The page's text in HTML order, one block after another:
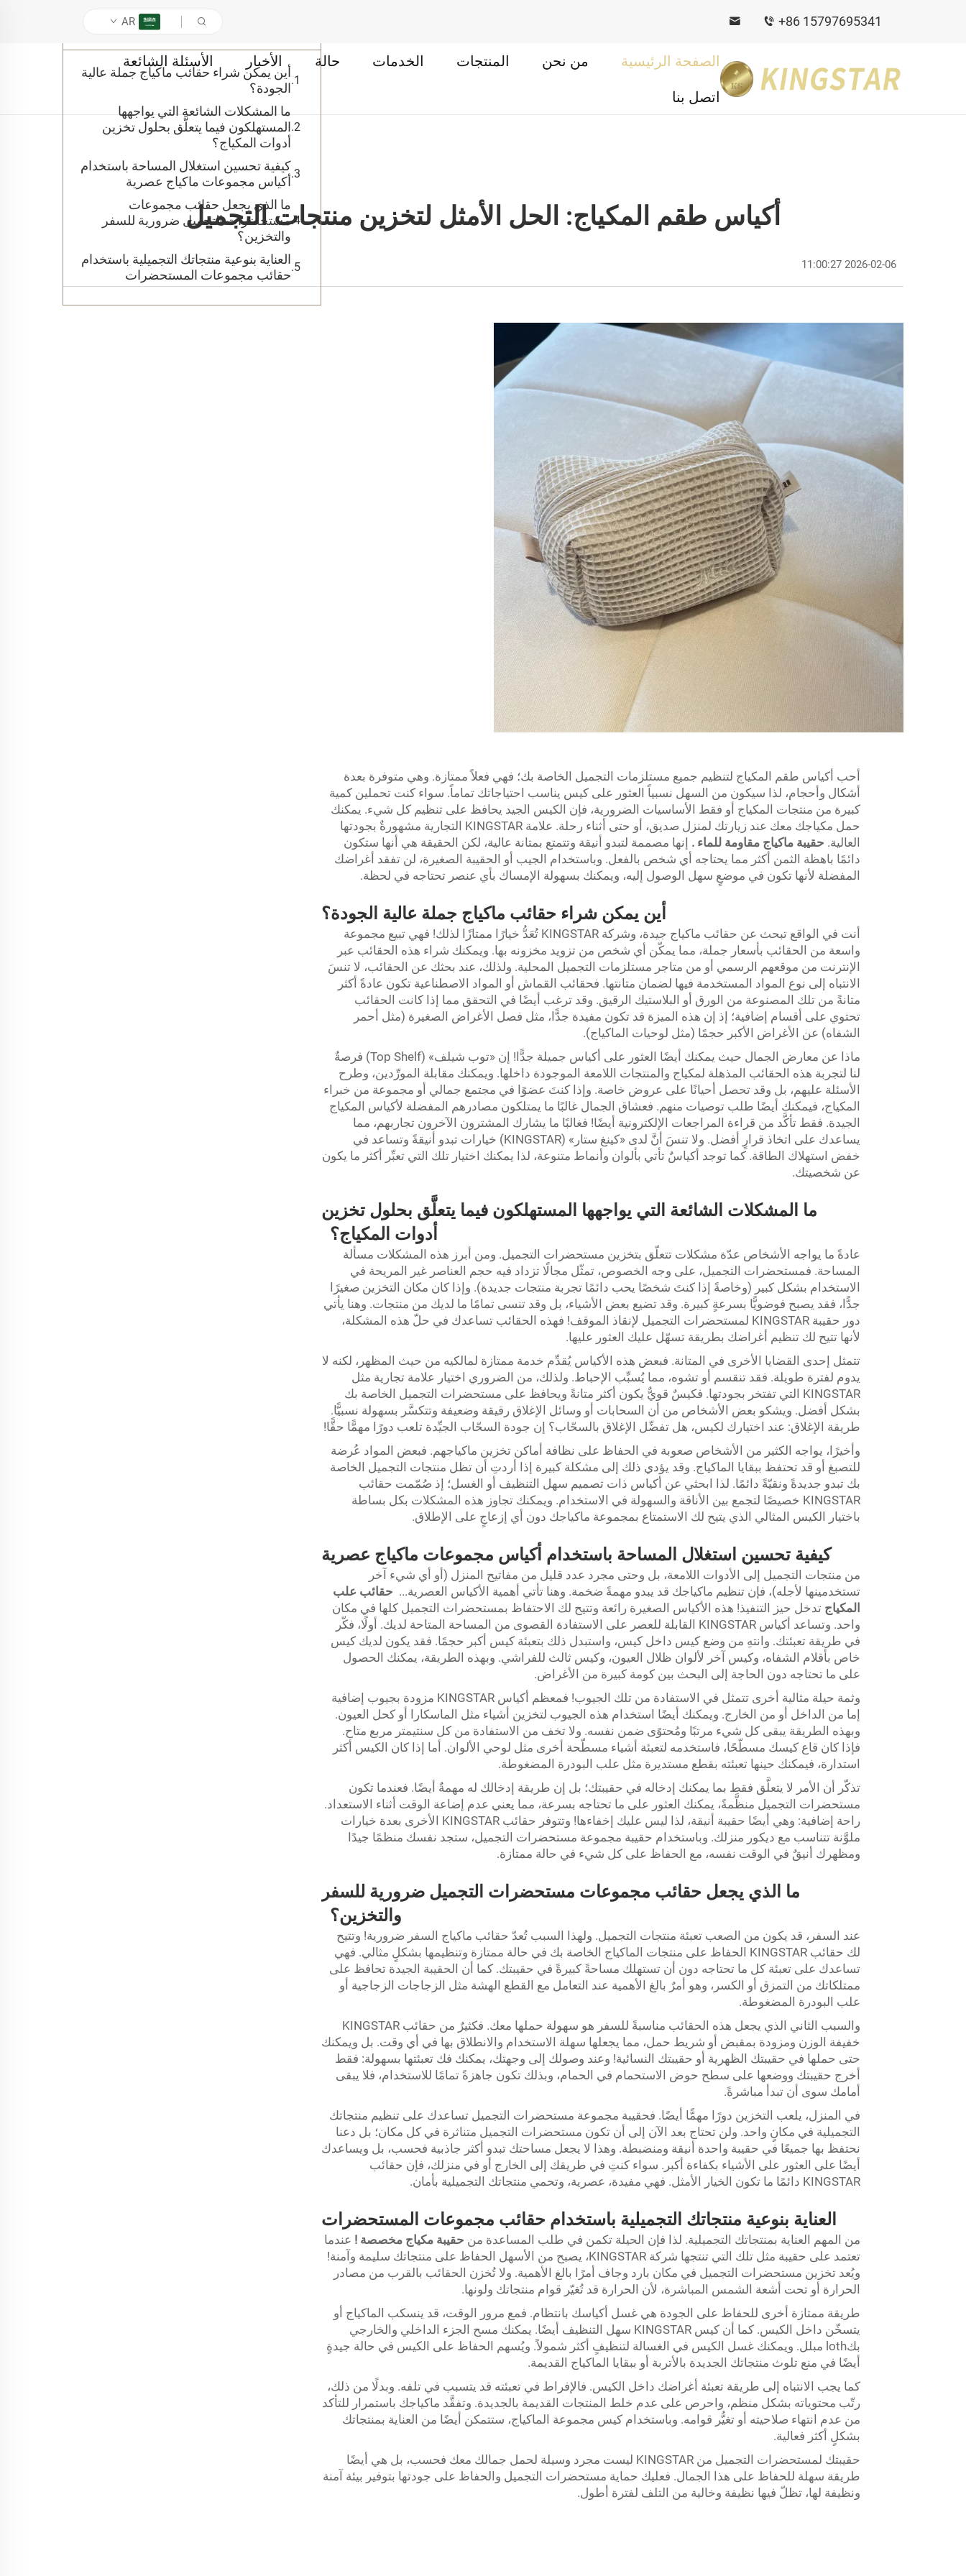
+86 15797695341
AR
الصفحة الرئيسية من نحن المنتجات الخدمات حالة الأخبار الأسئلة الشائعة
اتصل بنا
أكياس طقم المكياج: الحل الأمثل لتخزين منتجات التجميل
2026-02-06 11:00:27
أحب أكياس طقم المكياج لتنظيم جميع مستلزمات التجميل الخاصة بك؛ فهي فعلاً ممتازة. وهي متوفرة بعدة
أشكال وأحجام، لذا سيكون من السهل نسبياً العثور على كيس يناسب احتياجاتك تماماً. سواء كنت تحملين كمية
كبيرة من منتجات المكياج أو فقط الأساسيات الضرورية، فإن الكيس الجيد يحافظ على تنظيم كل شيء. يمكنك
حمل مكياجك معك عند زيارتك لمنزل صديق، أو حتى أثناء رحلة. علامة KINGSTAR التجارية مشهورةٌ بجودتها
العالية. حقيبة ماكياج مقاومة للماء . إنها مصممة لتبدو أنيقة وتتمتع بمتانة عالية، لكن الحقيقة هي أنها ستكون
دائمًا باهظة الثمن أكثر مما يحتاجه أي شخص بالفعل. وباستخدام الجيب أو الحقيبة الصغيرة، لن تفقد أغراضك
المفضلة لأنها تكون في موضعٍ سهل الوصول إليه، ويمكنك بسهولة الإمساك بأي عنصر تحتاجه في لحظة.
أين يمكن شراء حقائب ماكياج جملة عالية الجودة؟
أنت في الواقع تبحث عن حقائب ماكياج جيدة، وشركة KINGSTAR تُعَدُّ خيارًا ممتازًا لذلك! فهي تبيع مجموعة
واسعة من الحقائب بأسعار جملة، مما يمكّن أي شخص من تزويد مخزونه بها. ويمكنك شراء هذه الحقائب عبر
الإنترنت من موقعهم الرسمي أو من متاجر مستلزمات التجميل المحلية. ولذلك، عند بحثك عن الحقائب، لا تنسَ
الانتباه إلى نوع المواد المستخدمة فيها لضمان متانتها. فحقائب القماش أو المواد الاصطناعية تكون عادةً أكثر
متانةً من تلك المصنوعة من الورق أو البلاستيك الرقيق. وقد ترغب أيضًا في التحقق مما إذا كانت الحقائب
تحتوي على أقسام إضافية؛ إذ إن هذه الميزة قد تكون مفيدة جدًّا، مثل فصل الأغراض الصغيرة (مثل أحمر
الشفاه) عن الأغراض الأكبر حجمًا (مثل لوحيات الماكياج).
ماذا عن معارض الجمال حيث يمكنك أيضًا العثور على أكياس جميلة جدًّا! إن «توب شيلف» (Top Shelf) فرصةٌ
لنا لتجربة هذه الحقائب المذهلة لمكياج والمنتجات اللامعة الموجودة داخلها. ويمكنك مقابلة المورِّدين، وطرح
الأسئلة عليهم، بل وقد تحصل أحيانًا على عروض خاصة. وإذا كنتَ عضوًا في مجتمع جمالي أو مجموعة من خبراء
المكياج، فيمكنك أيضًا طلب توصيات منهم. فعشاق الجمال غالبًا ما يمتلكون مصادرهم المفضلة لأكياس المكياج
الجيدة. فقط تأكَّد من قراءة المراجعات الإلكترونية أيضًا! فغالبًا ما يشارك المشترون الآخرون تجاربهم، مما
يساعدك على اتخاذ قرارٍ أفضل. ولا تنسَ أنَّ لدى «كينغ ستار» (KINGSTAR) خيارات تبدو أنيقةً وتساعد في
خفض استهلاك الطاقة. كما توجد أكياسٌ تأتي بألوان وأنماط متنوعة، لذا يمكنك اختيار تلك التي تعبِّر أكثر ما يكون
عن شخصيتك.
ما المشكلات الشائعة التي يواجهها المستهلكون فيما يتعلَّق بحلول تخزين
أدوات المكياج؟
عادةً ما يواجه الأشخاص عدّة مشكلات تتعلّق بتخزين مستحضرات التجميل. ومن أبرز هذه المشكلات مسألة
المساحة. فمستحضرات التجميل، على وجه الخصوص، تمثّل مجالًا تزداد فيه حجم العناصر غير المريحة في
الاستخدام بشكل كبير (وخاصةً إذا كنتَ شخصًا يحب دائمًا تجربة منتجات جديدة). وإذا كان مكان التخزين صغيرًا
جدًّا، فقد يصبح فوضويًّا بسرعةٍ كبيرة. وقد تضيع بعض الأشياء، بل وقد تنسى تمامًا ما لديك من منتجات. وهنا يأتي
دور حقيبة KINGSTAR لمستحضرات التجميل لإنقاذ الموقف! فهذه الحقائب تساعدك في حلّ هذه المشكلة،
لأنها تتيح لك تنظيم أغراضك بطريقة تسهّل عليك العثور عليها.
تتمثل إحدى القضايا الأخرى في المتانة. فبعض هذه الأكياس يُقدِّم خدمة ممتازة لمالكيه من حيث المظهر، لكنه لا
يدوم لفترة طويلة. فقد تنقسم أو تشوه، مما يُسبِّب الإحباط. ولذلك، من الضروري اختيار علامة تجارية مثل
KINGSTAR التي تفتخر بجودتها. فكيسٌ قويٌّ يكون أكثر متانةً ويحافظ على مستحضرات التجميل الخاصة بك
بشكل أفضل. ويشكو بعض الأشخاص من أن السحابات أو وسائل الإغلاق رقيقة وضعيفة وتتكسَّر بسهولة نسبيًّا.
طريقة الإغلاق: عند اختيارك لكيس، هل تفضِّل الإغلاق بالسحّاب؟ إن جودة السحّاب الجيِّدة تلعب دورًا مهمًّا حقًّا!
وأخيرًا، يواجه الكثير من الأشخاص صعوبة في الحفاظ على نظافة أماكن تخزين ماكياجهم. فبعض المواد عُرضة
للتصبغ أو قد تحتفظ ببقايا الماكياج. وقد يؤدي ذلك إلى مشكلة كبيرة إذا أردتِ أن تظل منتجات التجميل الخاصة
بك تبدو جديدةً ونقيّةً دائمًا. لذا ابحثي عن أكياس ذات تصميم سهل التنظيف أو الغسل؛ إذ صُمّمت حقائب
KINGSTAR خصيصًا لتجمع بين الأناقة والسهولة في الاستخدام. ويمكنك تجاوز هذه المشكلات بكل بساطة
باختيار الكيس المثالي الذي يتيح لك الاستمتاع بمجموعة ماكياجك دون أي إزعاجٍ على الإطلاق.
كيفية تحسين استغلال المساحة باستخدام أكياس مجموعات ماكياج عصرية
من منتجات التجميل إلى الأدوات اللامعة، بل وحتى مجرد عدد قليل من مفاتيح المنزل (أو أي شيء آخر
تستخدمينها لأجله)، فإن تنظيم ماكياجك قد يبدو مهمةً ضخمة. وهنا تأتي أهمية الأكياس العصرية... حقائب علب
المكياج تدخل حيز التنفيذ! هذه الأكياس الصغيرة رائعة وتتيح لك الاحتفاظ بمستحضرات التجميل كلها في مكان
واحد. وتساعد أكياس KINGSTAR القابلة للعصر على الاستفادة القصوى من المساحة المتاحة لديك. أولًا، فكّر
في طريقة تعبئتك. وانتهِ من وضع كيس داخل كيس، واستبدل ذلك بتعبئة كيس أكبر حجمًا. فقد يكون لديك كيس
خاص بأقلام الشفاه، وكيس آخر لألوان ظلال العيون، وكيس ثالث للفراشي. وبهذه الطريقة، يمكنك الحصول
على ما تحتاجه دون الحاجة إلى البحث بين كومة كبيرة من الأغراض.
وثمة حيلة مثالية أخرى تتمثل في الاستفادة من تلك الجيوب! فمعظم أكياس KINGSTAR مزودة بجيوب إضافية
إما من الداخل أو من الخارج. ويمكنك أيضًا استخدام هذه الجيوب لتخزين أشياء مثل الماسكارا أو كحل العيون.
وبهذه الطريقة يبقى كل شيء مرتبًا ومُحتوًى ضمن نفسه. ولا تخف من الاستفادة من كل سنتيمتر مربع متاح.
فإذا كان قاع كيسك مسطّحًا، فاستخدمه لتعبئة أشياء مسطّحة أخرى مثل لوحي الألوان. أما إذا كان الكيس أكثر
استدارة، فيمكنك حينها تعبئته بقطع مستديرة مثل علب البودرة المضغوطة.
تذكّر أن الأمر لا يتعلَّق فقط بما يمكنك إدخاله في حقيبتك؛ بل إن طريقة إدخالك له مهمةٌ أيضًا. فعندما تكون
مستحضرات التجميل منظَّمةً، يمكنك العثور على ما تحتاجه بسرعة، مما يعني عدم إضاعة الوقت أثناء الاستعداد.
راحة إضافية: وهي أيضًا حقيبة أنيقة، لذا ليس عليك إخفاءها! وتتوفر حقائب KINGSTAR الأخرى بعدة خيارات
ملوَّنة تتناسب مع ديكور منزلك. وباستخدام حقيبة مجموعة مستحضرات التجميل، ستجد نفسك منظمًا جيدًا
ومظهرك أنيقٌ في الوقت نفسه، مع الحفاظ على كل شيء في حالة ممتازة.
ما الذي يجعل حقائب مجموعات مستحضرات التجميل ضرورية للسفر
والتخزين؟
عند السفر، قد يكون من الصعب تعبئة منتجات التجميل. ولهذا السبب تُعدّ حقائب ماكياج السفر ضرورية! وتتيح
لك حقائب KINGSTAR الحفاظ على منتجات الماكياج الخاصة بك في حالة ممتازة وتنظيمها بشكلٍ مثالي. فهي
تساعدك على تعبئة كل ما تحتاجه دون أن تستهلك مساحةً كبيرةً في حقيبتك. كما أن الحقيبة الجيدة تحافظ على
ممتلكاتك من التمزق أو الكسر، وهو أمرٌ بالغ الأهمية عند التعامل مع القطع الهشة مثل الزجاجات الزجاجية أو
علب البودرة المضغوطة.
والسبب الثاني الذي يجعل هذه الحقائب مناسبةً للسفر هو سهولة حملها معك. فكثيرٌ من حقائب KINGSTAR
خفيفة الوزن ومزودة بمقبض أو شريط حمل، مما يجعلها سهلة الاستخدام والانطلاق بها في أي وقت. بل ويمكنك
حتى حملها في حقيبتك الظهرية أو حقيبتك النسائية! وعند وصولك إلى وجهتك، يمكنك فك تعبئتها بسهولة: فقط
أخرج حقيبتك ووضعها على سطح حوض الاستحمام في الحمام، وبذلك تكون جاهزةً تمامًا للاستخدام، فلا يبقى
أمامك سوى أن تبدأ مباشرةً.
في المنزل، يلعب التخزين دورًا مهمًّا أيضًا. فحقيبة مجموعة مستحضرات التجميل تساعدك على تنظيم منتجاتك
التجميلية في مكانٍ واحد. ولن تحتاج بعد الآن إلى أن تكون مستحضرات التجميل متناثرة في كل مكان؛ بل دعنا
نحتفظ بها جميعًا في حقيبة واحدة أنيقة ومنضبطة. وهذا لا يجعل مساحتك تبدو أكثر جاذبية فحسب، بل ويساعدك
أيضًا على العثور على الأشياء بكفاءة أكبر. سواء كنتِ في طريقك إلى الخارج أو في منزلك، فإن حقائب
KINGSTAR دائمًا ما تكون الخيار الأمثل. فهي مفيدة، عصرية، وتحمي منتجاتك التجميلية بأمان.
العناية بنوعية منتجاتك التجميلية باستخدام حقائب مجموعات المستحضرات
من المهم العناية بمنتجاتك التجميلية. لذا فإن الحيلة تكمن في طلب المساعدة من حقيبة مكياج مخصصة ! عندما
تعتمد على حقيبة مثل تلك التي تنتجها شركة KINGSTAR، يصبح من الأسهل الحفاظ على منتجاتك سليمة وآمنة!
ويُعد تخزين مستحضرات التجميل في مكان بارد وجاف أمرًا بالغ الأهمية. ولا تُخزن الحقائب بالقرب من مصادر
الحرارة أو تحت أشعة الشمس المباشرة، لأن الحرارة قد تُغيّر قوام منتجاتك ولونها.
طريقة ممتازة أخرى للحفاظ على الجودة هي غسل أكياسك بانتظام. فمع مرور الوقت، قد ينسكب الماكياج أو
يتسخّن داخل الكيس. كما أن كيس KINGSTAR سهل التنظيف أيضًا. يمكنك مسح الجزء الداخلي والخارجي
بكloth مبلل. ويمكنك غسل الكيس في الغسالة لتنظيفٍ أكثر شمولاً. ويُسهم الحفاظ على الكيس في حالة جيدةٍ
أيضًا في منع تلوث منتجاتك الجديدة بالأتربة أو ببقايا الماكياج القديمة.
كما يجب الانتباه إلى طريقة تعبئة أغراضك داخل الكيس. فالإفراط في تعبئته قد يتسبب في تلفه. وبدلًا من ذلك،
رتّب محتوياته بشكل منظم، واحرص على عدم خلط المنتجات القديمة بالجديدة. وتفقَّد ماكياجك باستمرار للتأكد
من عدم انتهاء صلاحيته أو تغيُّر قوامه. وباستخدام كيس مجموعة الماكياج، ستتمكن أيضًا من العناية بمنتجاتك
بشكلٍ أكثر فعالية.
حقيبتك لمستحضرات التجميل من KINGSTAR ليست مجرد وسيلة لحمل جمالك معك فحسب، بل هي أيضًا
طريقة سهلة للحفاظ على هذا الجمال. فعليك حماية مستحضرات التجميل والحفاظ على جودتها بتوفير بيئة آمنة
ونظيفة لها، تظلّ فيها نظيفة وخالية من التلف لفترة أطول.
أين يمكن شراء حقائب ماكياج جملة عالية
الجودة؟
ما المشكلات الشائعة التي يواجهها
المستهلكون فيما يتعلَّق بحلول تخزين
أدوات المكياج؟
كيفية تحسين استغلال المساحة باستخدام
أكياس مجموعات ماكياج عصرية
ما الذي يجعل حقائب مجموعات
مستحضرات التجميل ضرورية للسفر
والتخزين؟
العناية بنوعية منتجاتك التجميلية باستخدام
حقائب مجموعات المستحضرات